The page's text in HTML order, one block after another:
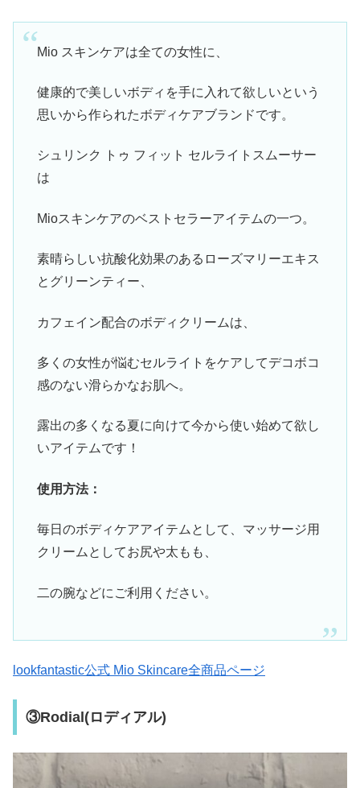
Mio スキンケアは全ての女性に、
健康的で美しいボディを手に入れて欲しいという
思いから作られたボディケアブランドです。
シュリンク トゥ フィット セルライトスムーサー
は
Mioスキンケアのベストセラーアイテムの一つ。
素晴らしい抗酸化効果のあるローズマリーエキス
とグリーンティー、
カフェイン配合のボディクリームは、
多くの女性が悩むセルライトをケアしてデコボコ
感のない滑らかなお肌へ。
露出の多くなる夏に向けて今から使い始めて欲し
いアイテムです！
使用方法：
毎日のボディケアアイテムとして、マッサージ用
クリームとしてお尻や太もも、
二の腕などにご利用ください。
lookfantastic公式 Mio Skincare全商品ページ
③Rodial(ロディアル)